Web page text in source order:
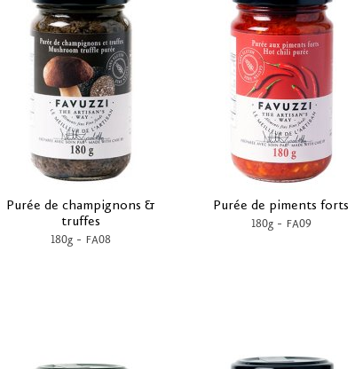
Purée de champignons &
truffes
180g - FA08
Purée de piments forts
180g- FA09